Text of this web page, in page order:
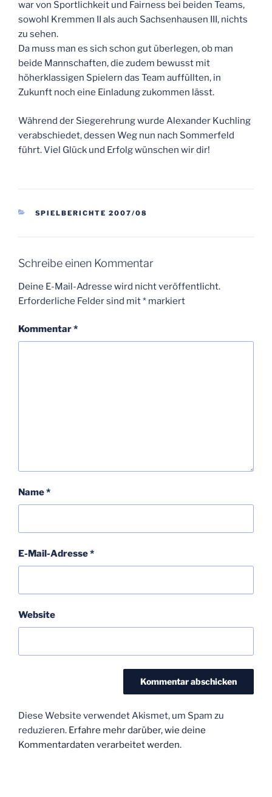
war von Sportlichkeit und Fairness bei beiden Teams,
sowohl Kremmen II als auch Sachsenhausen III, nichts
zu sehen.
Da muss man es sich schon gut überlegen, ob man
beide Mannschaften, die zudem bewusst mit
höherklassigen Spielern das Team auffüllten, in
Zukunft noch eine Einladung zukommen lässt.
Während der Siegerehrung wurde Alexander Kuchling
verabschiedet, dessen Weg nun nach Sommerfeld
führt. Viel Glück und Erfolg wünschen wir dir!
KATEGORIEN
SPIELBERICHTE 2007/08
Schreibe einen Kommentar
Deine E-Mail-Adresse wird nicht veröffentlicht.
Erforderliche Felder sind mit* markiert
Kommentar*
Name*
E-Mail-Adresse*
Website
Diese Website verwendet Akismet, um Spam zu
reduzieren. Erfahre mehr darüber, wie deine
Kommentardaten verarbeitet werden.